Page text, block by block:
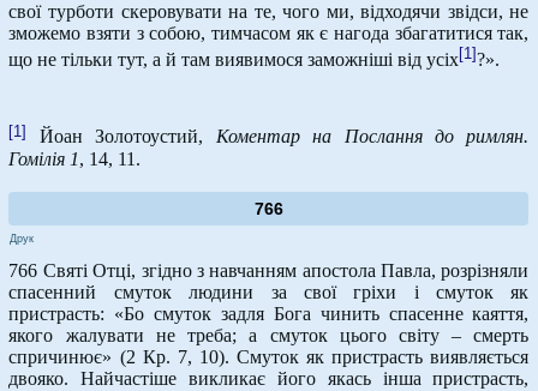
свої турботи скеровувати на те, чого ми, відходячи звідси, не
зможемо взяти з собою, тимчасом як є нагода збагатитися так,
що не тільки тут, а й там виявимося заможніші від усіх[1]?».
[1] Йоан Золотоустий, Коментар на Послання до римлян.
Гомілія 1, 14, 11.
766
Друк
766 Святі Отці, згідно з навчанням апостола Павла, розрізняли
спасенний смуток людини за свої гріхи і смуток як
пристрасть: «Бо смуток задля Бога чинить спасенне каяття,
якого жалувати не треба; а смуток цього світу – смерть
спричинює» (2 Кр. 7, 10). Смуток як пристрасть виявляється
двояко. Найчастіше викликає його якась інша пристрасть,